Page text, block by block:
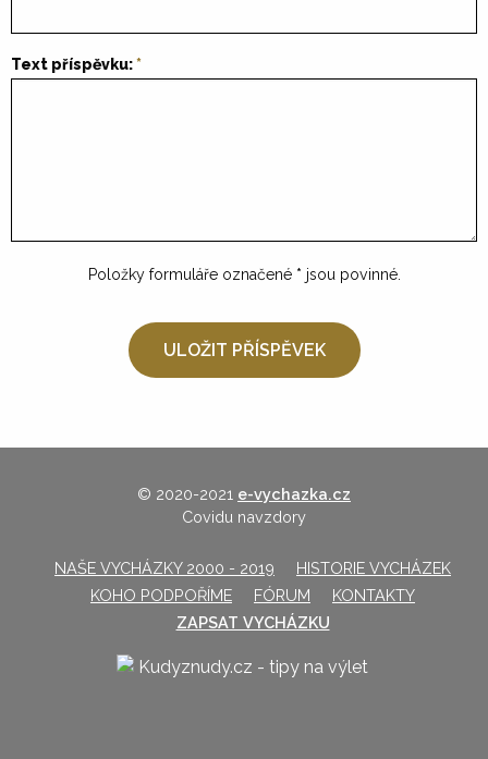
Text příspěvku:
Položky formuláře označené * jsou povinné.
© 2020-2021 e-vychazka.cz
Covidu navzdory
NAŠE VYCHÁZKY 2000 - 2019
HISTORIE VYCHÁZEK
KOHO PODPOŘÍME
FÓRUM
KONTAKTY
ZAPSAT VYCHÁZKU